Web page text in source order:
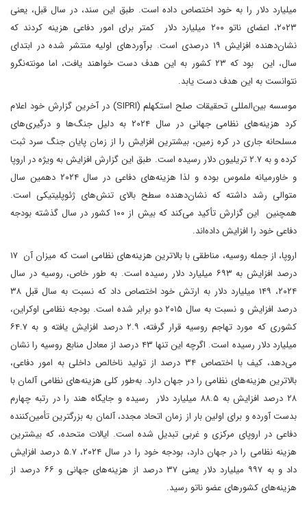
میلیارد دلار را به خود اختصاص داده است. طبق این سند، در سال قبل، یعنی
۲۰۲۳، اعضای ناتو ۲۰۰ میلیارد دلار کمتر برای امور دفاعی هزینه کردند که
نشان‌دهنده افزایش ۱۹ درصدی است. برآوردهای اولیه منتشر شده در ابتدای
سال، این بود که ۲۳ کشور به این هدف دست خواهند یافت، اما مونته‌نگرو
نتوانست به این هدف دست یابد.
موسسه بین‌المللی تحقیقات صلح استکهلم (SIPRI) در آخرین گزارش خود اعلام
کرد هزینه‌های نظامی جهانی در سال ۲۰۲۴ به دلیل جنگ‌ها و درگیری‌های
مسلحانه جاری در کره زمین، بیشترین افزایش را از زمان پایان جنگ سرد ثبت
کرده و به ۲.۷ تریلیون دلار رسیده است. طبق این گزارش افزایش به ویژه در اروپا
و خاورمیانه ملموس بوده و لذا هزینه‌های دفاعی در سال ۲۰۲۴ دهمین سال
متوالی رشد داشته که نشان‌دهنده سطح بالای تنش‌های ژئوپلیتیکی است.
همچنین این گزارش تأکید می‌کند که بیش از ۱۰۰ کشور در سال گذشته بودجه
دفاعی خود را افزایش داده‌اند.
اروپا، از جمله روسیه، مناطقی با بالاترین هزینه‌های نظامی است که میزان آن ۱۷
درصد افزایش به ۶۹۳ میلیارد دلار رسیده است. به طور خاص، روسیه در سال
۲۰۲۴، ۱۴۹ میلیارد دلار به ارتش خود اختصاص داد که نسبت به سال قبل ۳۸
درصد افزایش و نسبت به سال ۲۰۱۵ دو برابر شده است. بودجه نظامی اوکراین،
کشوری که مورد تهاجم روسیه قرار گرفته، ۲.۹ درصد افزایش یافته و به ۶۴.۷
میلیارد دلار رسیده است. اگرچه این تنها ۴۳ درصد از معادل منابع روسیه را نشان
می‌دهد، کیف با اختصاص ۳۴ درصد از تولید ناخالص داخلی به امور دفاعی،
بالاترین هزینه‌های نظامی را در جهان دارد. به‌طور کلی هزینه‌های نظامی آلمان با
۲۸ درصد افزایش به ۸۸.۵ میلیارد دلار رسیده و جایگاه هند را در رتبه چهارم
بدست آورده و برای اولین بار از زمان اتحاد مجدد، آلمان به بزرگترین تأمین‌کننده
دفاعی در اروپای مرکزی و غربی تبدیل شده است. ایالات متحده، که بیشترین
هزینه نظامی را در جهان دارد، بودجه خود را در سال ۲۰۲۴، ۵.۷ درصد افزایش
داد و به ۹۹۷ میلیارد دلار یعنی ۳۷ درصد از هزینه‌های جهانی و ۶۶ درصد از
هزینه‌های کشورهای عضو ناتو رسید.